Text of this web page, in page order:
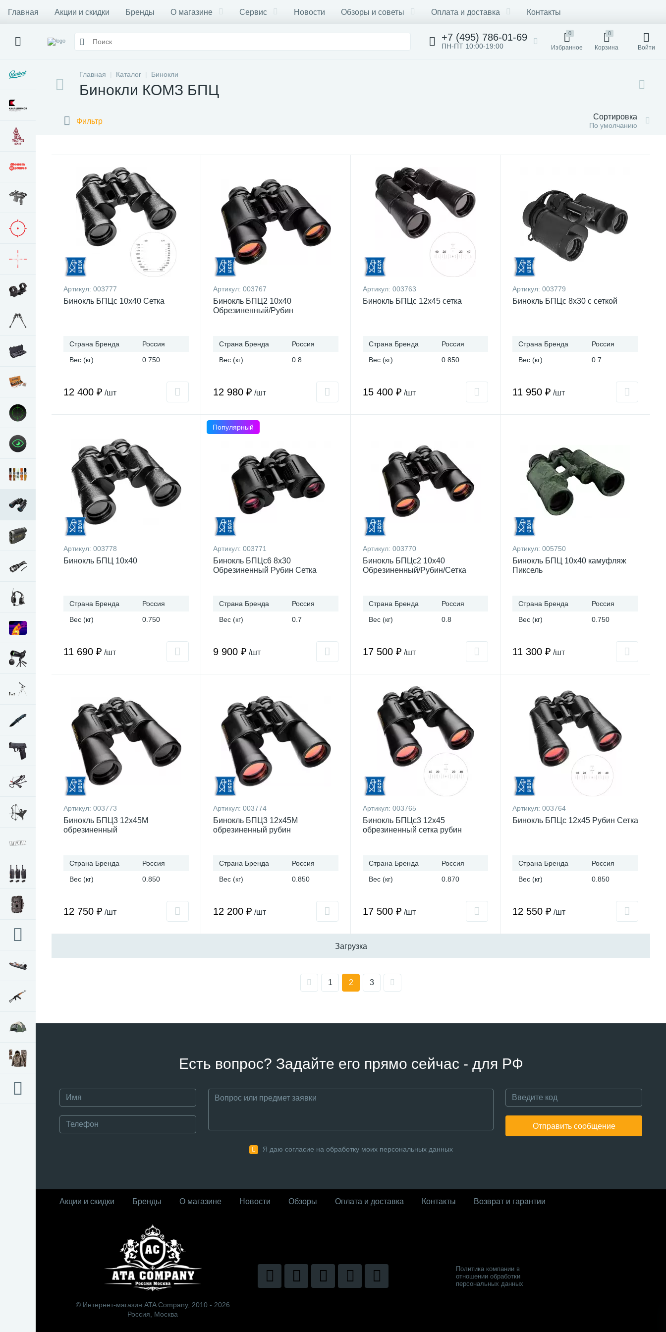
Главная Акции и скидки Бренды О магазине Сервис Новости Обзоры и советы Оплата и доставка Контакты
+7 (495) 786-01-69
ПН-ПТ 10:00-19:00
0
Избранное
0
Корзина Войти
Главная Каталог Бинокли
Бинокли КОМЗ БПЦ
Фильтр Сортировка
По умолчанию
Артикул: 003777
Бинокль БПЦс 10x40 Сетка
Страна Бренда
Россия
Вес (кг)
0.750
12 400 ₽ /шт
Артикул: 003767
Бинокль БПЦ2 10x40
Обрезиненный/Рубин
Страна Бренда
Россия
Вес (кг)
0.8
12 980 ₽ /шт
Артикул: 003763
Бинокль БПЦс 12x45 сетка
Страна Бренда
Россия
Вес (кг)
0.850
15 400 ₽ /шт
Артикул: 003779
Бинокль БПЦс 8x30 с сеткой
Страна Бренда
Россия
Вес (кг)
0.7
11 950 ₽ /шт
Артикул: 003778
Бинокль БПЦ 10x40
Страна Бренда
Россия
Вес (кг)
0.750
11 690 ₽ /шт
Популярный
Артикул: 003771
Бинокль БПЦс6 8x30
Обрезиненный Рубин Сетка
Страна Бренда
Россия
Вес (кг)
0.7
9 900 ₽ /шт
Артикул: 003770
Бинокль БПЦс2 10x40
Обрезиненный/Рубин/Сетка
Страна Бренда
Россия
Вес (кг)
0.8
17 500 ₽ /шт
Артикул: 005750
Бинокль БПЦ 10x40 камуфляж
Пиксель
Страна Бренда
Россия
Вес (кг)
0.750
11 300 ₽ /шт
Артикул: 003773
Бинокль БПЦ3 12x45М
обрезиненный
Страна Бренда
Россия
Вес (кг)
0.850
12 750 ₽ /шт
Артикул: 003774
Бинокль БПЦ3 12x45М
обрезиненный рубин
Страна Бренда
Россия
Вес (кг)
0.850
12 200 ₽ /шт
Артикул: 003765
Бинокль БПЦс3 12x45
обрезиненный сетка рубин
Страна Бренда
Россия
Вес (кг)
0.870
17 500 ₽ /шт
Артикул: 003764
Бинокль БПЦс 12x45 Рубин Сетка
Страна Бренда
Россия
Вес (кг)
0.850
12 550 ₽ /шт
Загрузка
1 2 3
Есть вопрос? Задайте его прямо сейчас - для РФ
Отправить сообщение
Я даю согласие на обработку моих персональных данных
Акции и скидки Бренды О магазине Новости Обзоры Оплата и доставка Контакты Возврат и гарантии
© Интернет-магазин ATA Company, 2010 - 2026
Россия, Москва
Политика компании в
отношении обработки
персональных данных